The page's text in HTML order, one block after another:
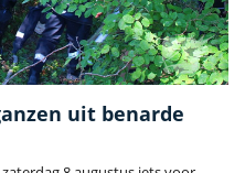
uit benarde